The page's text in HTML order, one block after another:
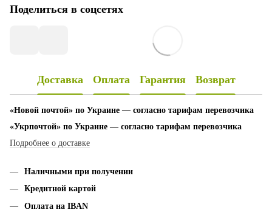
Поделиться в соцсетях
Доставка Оплата Гарантия Возврат
«Новой почтой» по Украине — согласно тарифам перевозчика
«Укрпочтой» по Украине — согласно тарифам перевозчика
Подробнее о доставке
Наличными при получении
Кредитной картой
Оплата на IBAN